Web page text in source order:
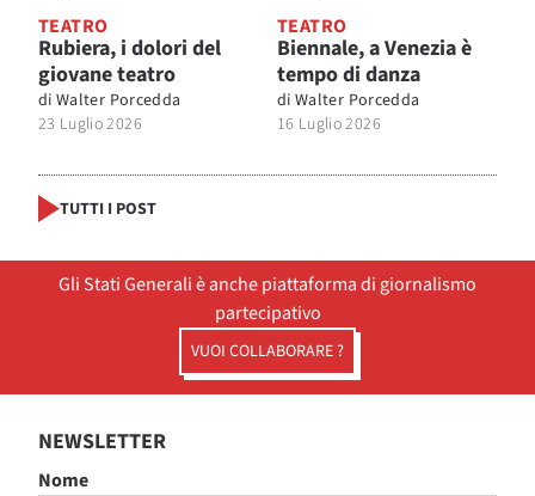
TEATRO
Rubiera, i dolori del
giovane teatro
di Walter Porcedda
23 Luglio 2026
TEATRO
Biennale, a Venezia è
tempo di danza
di Walter Porcedda
16 Luglio 2026
TUTTI I POST
Gli Stati Generali è anche piattaforma di giornalismo
partecipativo
VUOI COLLABORARE ?
NEWSLETTER
Nome